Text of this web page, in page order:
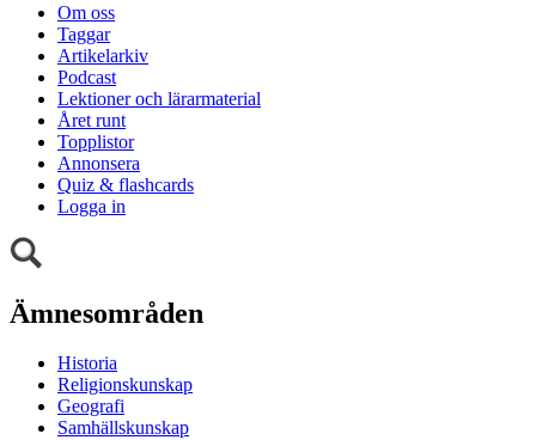
Om oss
Taggar
Artikelarkiv
Podcast
Lektioner och lärarmaterial
Året runt
Topplistor
Annonsera
Quiz & flashcards
Logga in
Ämnesområden
Historia
Religionskunskap
Geografi
Samhällskunskap